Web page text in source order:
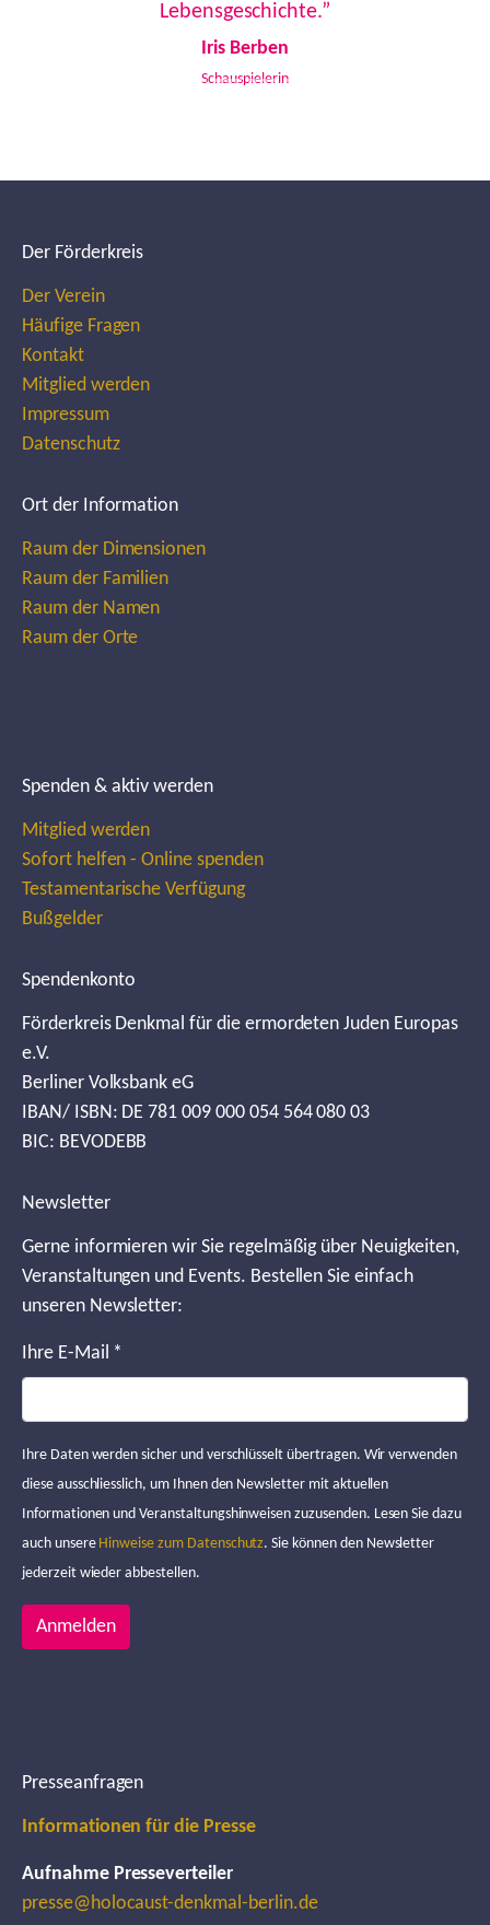
Lebensgeschichte.”
Iris Berben
Schauspielerin
Der Förderkreis
Der Verein
Häufige Fragen
Kontakt
Mitglied werden
Impressum
Datenschutz
Ort der Information
Raum der Dimensionen
Raum der Familien
Raum der Namen
Raum der Orte
Spenden & aktiv werden
Mitglied werden
Sofort helfen - Online spenden
Testamentarische Verfügung
Bußgelder
Spendenkonto
Förderkreis Denkmal für die ermordeten Juden Europas
e.V.
Berliner Volksbank eG
IBAN/ ISBN: DE 781 009 000 054 564 080 03
BIC: BEVODEBB
Newsletter
Gerne informieren wir Sie regelmäßig über Neuigkeiten,
Veranstaltungen und Events. Bestellen Sie einfach
unseren Newsletter:
Ihre E-Mail *
Ihre Daten werden sicher und verschlüsselt übertragen. Wir verwenden
diese ausschliesslich, um Ihnen den Newsletter mit aktuellen
Informationen und Veranstaltungshinweisen zuzusenden. Lesen Sie dazu
auch unsere Hinweise zum Datenschutz. Sie können den Newsletter
jederzeit wieder abbestellen.
Anmelden
Presseanfragen
Informationen für die Presse
Aufnahme Presseverteiler
presse@holocaust-denkmal-berlin.de